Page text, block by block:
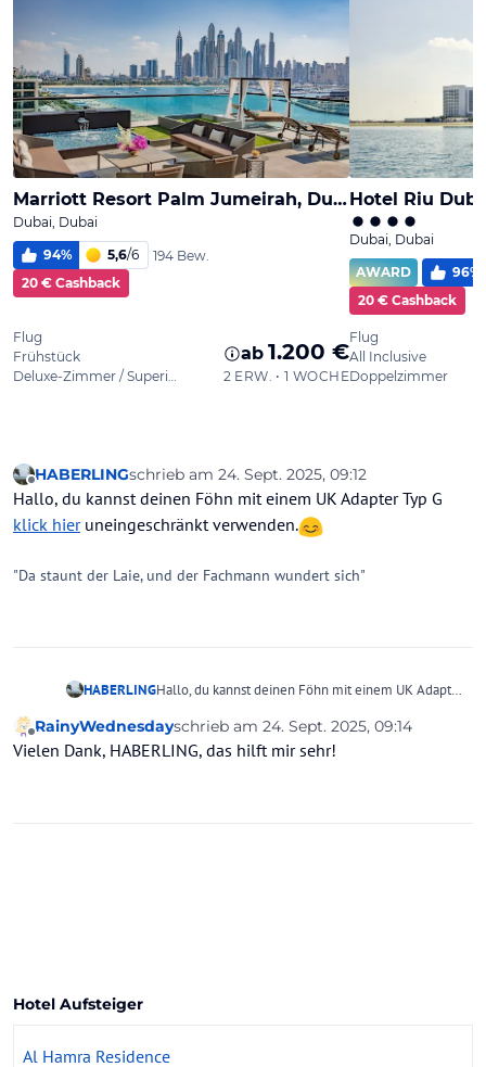
Offline
HABERLINGschrieb am 24. Sept. 2025, 09:12
zuletzt editiert von
Hallo, du kannst deinen Föhn mit einem UK Adapter Typ G
klick hieruneingeschränkt verwenden.
"Da staunt der Laie, und der Fachmann wundert sich"
HABERLINGHallo, du kannst deinen Föhn mit einem UK Adapter
Offline
RainyWednesdayschrieb am 24. Sept. 2025, 09:14
zuletzt editiert von
Vielen Dank, HABERLING, das hilft mir sehr!
Hotel Aufsteiger
Al Hamra Residence